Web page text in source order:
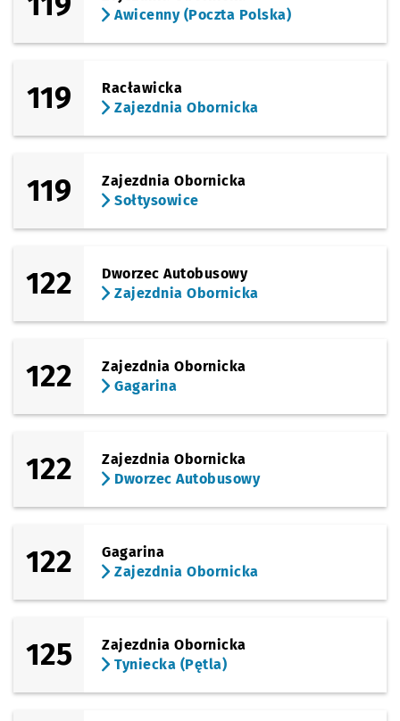
Awicenny (Poczta Polska)
119
Racławicka
Zajezdnia Obornicka
119
Zajezdnia Obornicka
Sołtysowice
122
Dworzec Autobusowy
Zajezdnia Obornicka
122
Zajezdnia Obornicka
Gagarina
122
Zajezdnia Obornicka
Dworzec Autobusowy
122
Gagarina
Zajezdnia Obornicka
125
Zajezdnia Obornicka
Tyniecka (Pętla)